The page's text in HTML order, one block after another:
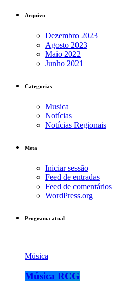
Arquivo
Dezembro 2023
Agosto 2023
Maio 2022
Junho 2021
Categorias
Musica
Notícias
Notícias Regionais
Meta
Iniciar sessão
Feed de entradas
Feed de comentários
WordPress.org
Programa atual
Música
Música RCG